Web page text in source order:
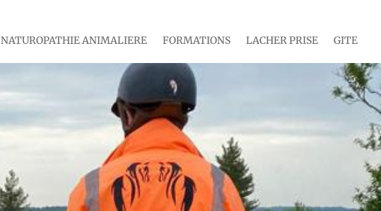
NATUROPATHIE ANIMALIERE FORMATIONS LACHER PRISE GITE